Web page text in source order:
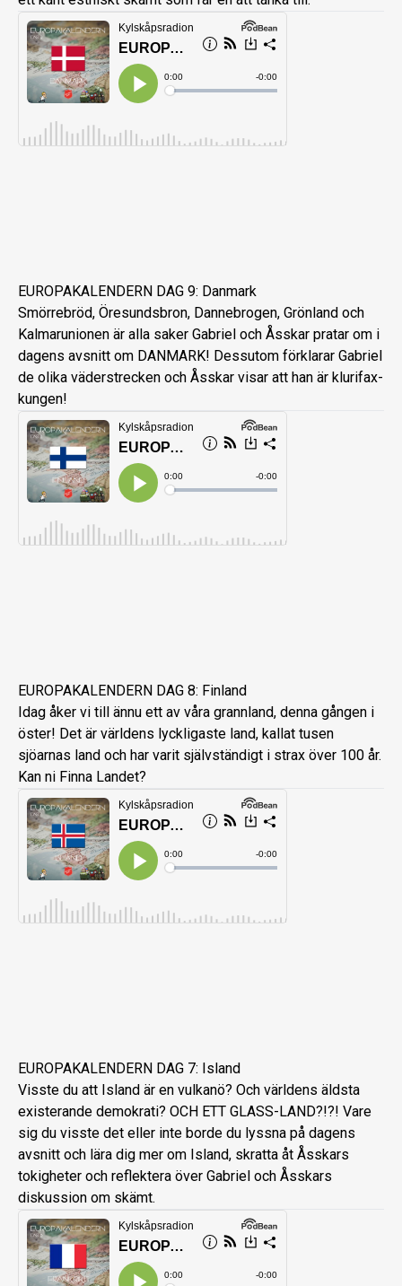
EUROPAKALENDERN DAG 9: Danmark
Smörrebröd, Öresundsbron, Dannebrogen, Grönland och
Kalmarunionen är alla saker Gabriel och Åsskar pratar om i
dagens avsnitt om DANMARK! Dessutom förklarar Gabriel
de olika väderstrecken och Åsskar visar att han är klurifax-
kungen!
EUROPAKALENDERN DAG 8: Finland
Idag åker vi till ännu ett av våra grannland, denna gången i
öster! Det är världens lyckligaste land, kallat tusen
sjöarnas land och har varit självständigt i strax över 100 år.
Kan ni Finna Landet?
EUROPAKALENDERN DAG 7: Island
Visste du att Island är en vulkanö? Och världens äldsta
existerande demokrati? OCH ETT GLASS-LAND?!?! Vare
sig du visste det eller inte borde du lyssna på dagens
avsnitt och lära dig mer om Island, skratta åt Åsskars
tokigheter och reflektera över Gabriel och Åsskars
diskussion om skämt.